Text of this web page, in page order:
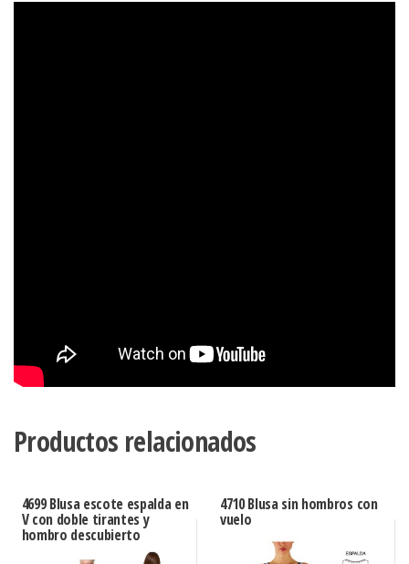
Productos relacionados
4699 Blusa escote espalda en
V con doble tirantes y
hombro descubierto
4710 Blusa sin hombros con
vuelo